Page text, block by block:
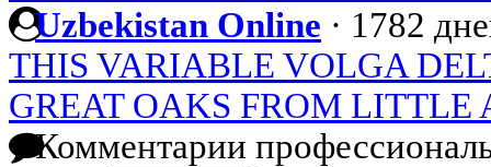
Uzbekistan Online · 1782
THIS VARIABLE VOLGA
GREAT OAKS FROM LITTLE
Комментарии